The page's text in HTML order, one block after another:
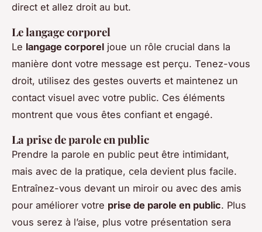
direct et allez droit au but.
Le langage corporel
Le langage corporel joue un rôle crucial dans la
manière dont votre message est perçu. Tenez-vous
droit, utilisez des gestes ouverts et maintenez un
contact visuel avec votre public. Ces éléments
montrent que vous êtes confiant et engagé.
La prise de parole en public
Prendre la parole en public peut être intimidant,
mais avec de la pratique, cela devient plus facile.
Entraînez-vous devant un miroir ou avec des amis
pour améliorer votre prise de parole en public. Plus
vous serez à l’aise, plus votre présentation sera